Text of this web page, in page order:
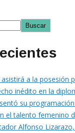
Buscar
a la posesión
inédito en la
su
el talento femenino
Alfonso